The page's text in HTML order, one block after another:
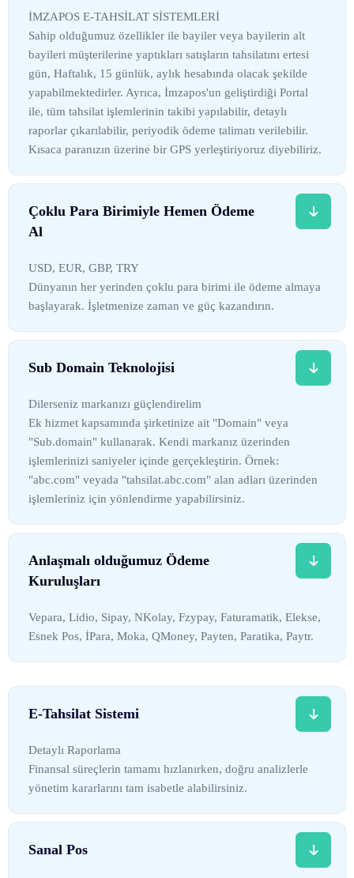
İMZAPOS E-TAHSİLAT SİSTEMLERİ
Sahip olduğumuz özellikler ile bayiler veya bayilerin alt
bayileri müşterilerine yaptıkları satışların tahsilatını ertesi
gün, Haftalık, 15 günlük, aylık hesabında olacak şekilde
yapabilmektedirler. Ayrıca, İmzapos'un geliştirdiği Portal
ile, tüm tahsilat işlemlerinin takibi yapılabilir, detaylı
raporlar çıkarılabilir, periyodik ödeme talimatı verilebilir.
Kısaca paranızın üzerine bir GPS yerleştiriyoruz diyebiliriz.
Çoklu Para Birimiyle Hemen Ödeme
Al
USD, EUR, GBP, TRY
Dünyanın her yerinden çoklu para birimi ile ödeme almaya
başlayarak. İşletmenize zaman ve güç kazandırın.
Sub Domain Teknolojisi
Dilerseniz markanızı güçlendirelim
Ek hizmet kapsamında şirketinize ait "Domain" veya
"Sub.domain" kullanarak. Kendi markanız üzerinden
işlemlerinizi saniyeler içinde gerçekleştirin. Örnek:
"abc.com" veyada "tahsilat.abc.com" alan adları üzerinden
işlemleriniz için yönlendirme yapabilirsiniz.
Anlaşmalı olduğumuz Ödeme
Kuruluşları
Vepara, Lidio, Sipay, NKolay, Fzypay, Faturamatik, Elekse,
Esnek Pos, İPara, Moka, QMoney, Payten, Paratika, Paytr.
E-Tahsilat Sistemi
Detaylı Raporlama
Finansal süreçlerin tamamı hızlanırken, doğru analizlerle
yönetim kararlarını tam isabetle alabilirsiniz.
Sanal Pos